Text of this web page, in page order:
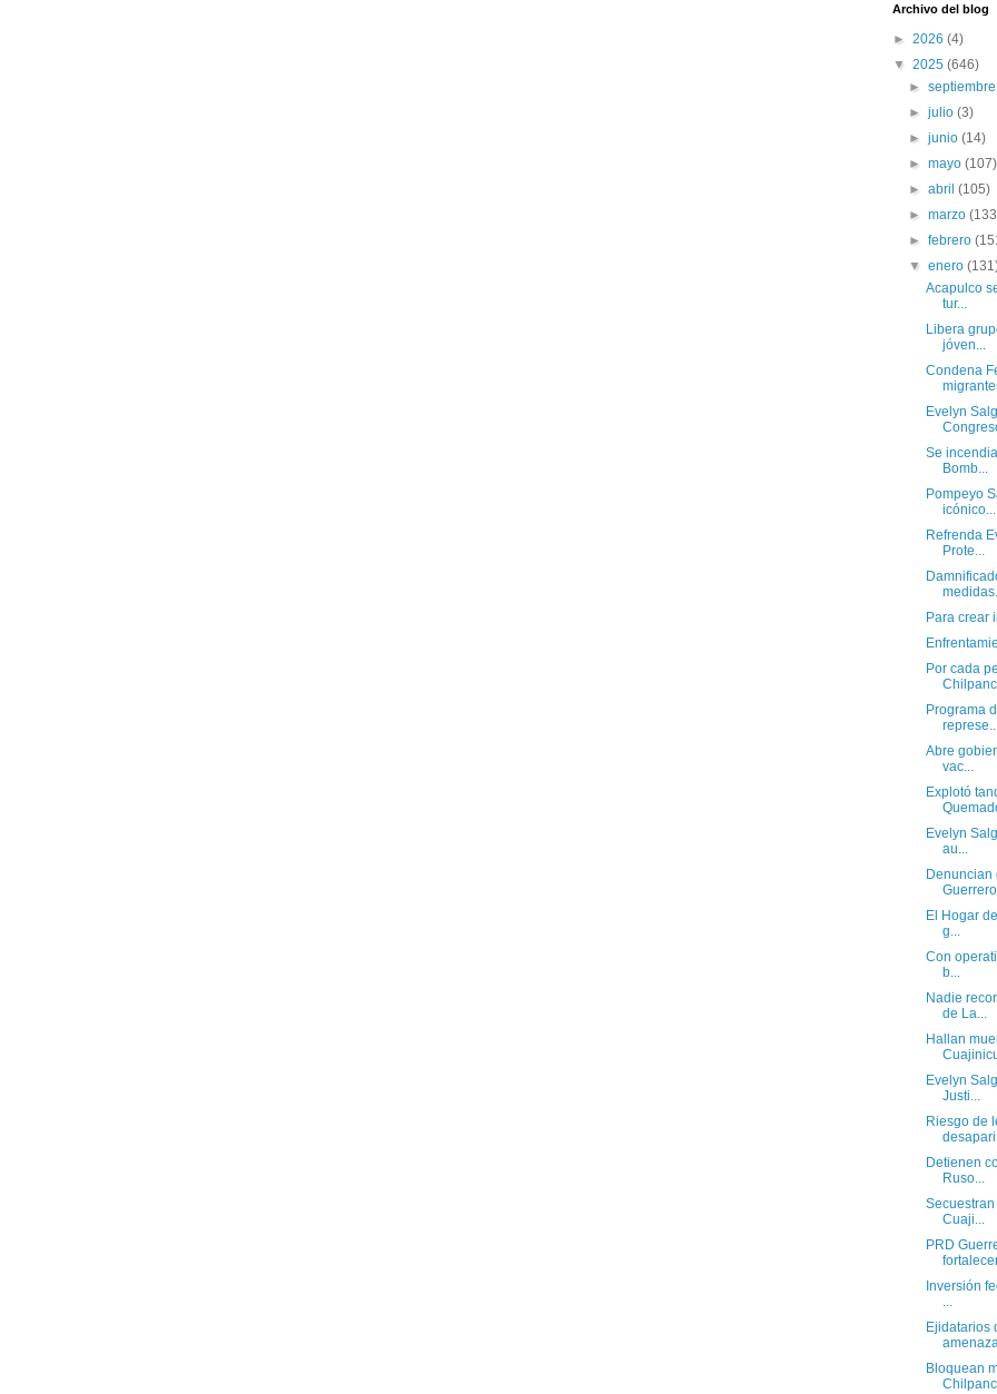
Archivo del blog
► 2026 (4)
▼ 2025 (646)
►
►julio(3)
►junio(14)
►mayo(107)
►abril(105)
►marzo
►febrero
▼enero
Acapulco
tur...
Libera
jóven...
Condena
Evelyn
Se
Bomb...
Pompeyo
icónico...
Refrenda
Prote...
Para crear
Por cada
Programa
Abre
vac...
Explotó
Evelyn
au...
Denuncian
El Hogar
g...
Con
b...
Nadie
de La...
Hallan
Evelyn
Justi...
Riesgo de
Detienen
Ruso...
Cuaji...
PRD
Inversión
...
Ejidatarios
Bloquean